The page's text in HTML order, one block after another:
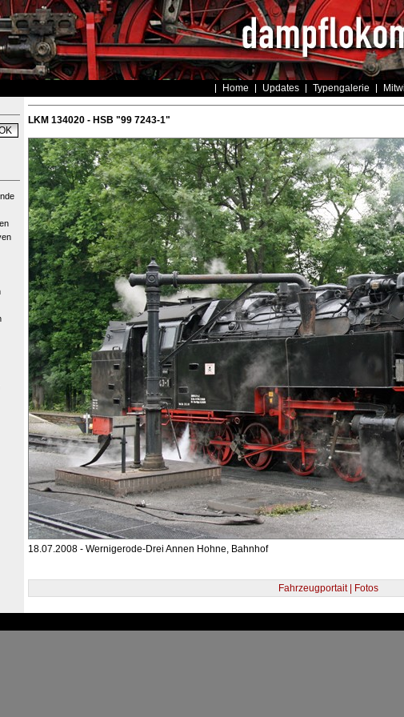
Home Updates Typengalerie
LKM 134020 - HSB "99 7243-1"
18.07.2008 - Wernigerode-Drei Annen Hohne, Bahnhof
Fahrzeugportait | Fotos